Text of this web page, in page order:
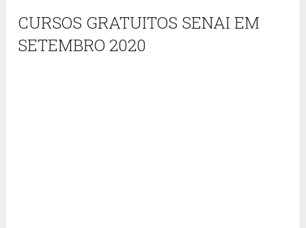
CURSOS GRATUITOS SENAI EM
SETEMBRO 2020